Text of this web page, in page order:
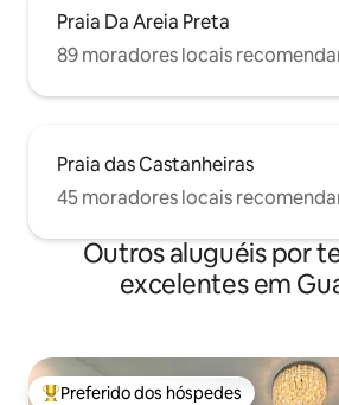
Praia Da Areia Preta
89 moradores locais
Praia das Castanheiras
45 moradores locais
Outros aluguéis por
excelentes em
Preferido dos hóspedes